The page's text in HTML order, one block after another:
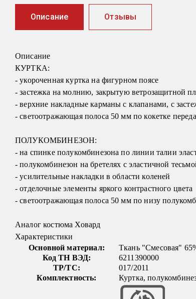
Описание Отзывы
Описание
КУРТКА:
- укороченная куртка на фигурном поясе
- застежка на молнию, закрытую ветрозащитной
- верхние накладные карманы с клапанами, с
- светоотражающая полоса 50 мм по кокетке
ПОЛУКОМБИНЕЗОН:
- на спинке полукомбинезона по линии талии
- полукомбинезон на бретелях с эластичной
- усилительные накладки в области коленей
- отделочные элементы яркого контрастного цвета
- светоотражающая полоса 50 мм по низу
Аналог костюма Ховард
Характеристики
Основной материал:
Ткань "Смесовая"
Код ТН ВЭД:
6211390000
ТР/ТС:
017/2011
Комплектность:
Куртка,